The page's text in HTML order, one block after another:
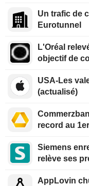
Un trafic de
Eurotunnel
L'Oréal
objectif de
USA-Les
(actualisé)
record au
Siemens
relève ses
AppLovin